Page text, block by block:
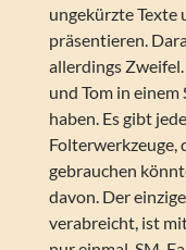
ungekürzte Texte
präsentieren.
allerdings
und Tom in
haben. Es gibt
Folterwerkzeuge,
gebrauchen
davon. Der
verabreicht, ist